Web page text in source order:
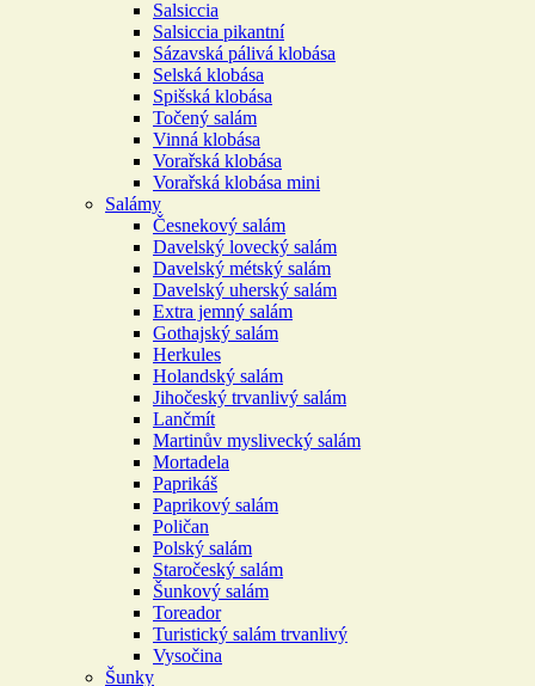
Salsiccia
Salsiccia pikantní
Sázavská pálivá klobása
Selská klobása
Spišská klobása
Točený salám
Vinná klobása
Vorařská klobása
Vorařská klobása mini
Salámy
Česnekový salám
Davelský lovecký salám
Davelský métský salám
Davelský uherský salám
Extra jemný salám
Gothajský salám
Herkules
Holandský salám
Jihočeský trvanlivý salám
Lančmít
Martinův myslivecký salám
Mortadela
Paprikáš
Paprikový salám
Poličan
Polský salám
Staročeský salám
Šunkový salám
Toreador
Turistický salám trvanlivý
Vysočina
Šunky